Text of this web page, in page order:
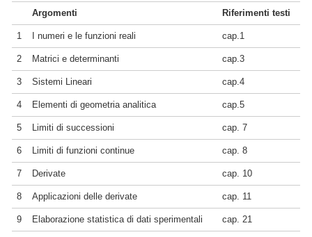
Argomenti Riferimenti testi
1 I numeri e le funzioni reali cap.1
2 Matrici e determinanti cap.3
3 Sistemi Lineari cap.4
4 Elementi di geometria analitica cap.5
5 Limiti di successioni cap. 7
6 Limiti di funzioni continue cap. 8
7 Derivate cap. 10
8 Applicazioni delle derivate cap. 11
9 Elaborazione statistica di dati sperimentali cap. 21